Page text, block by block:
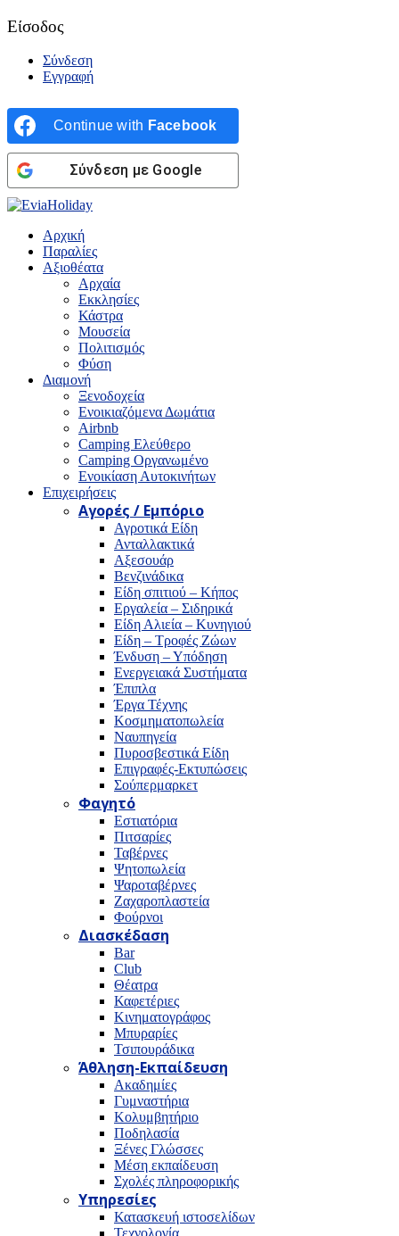
Είσοδος
Σύνδεση
Εγγραφή
Continue with Facebook
Σύνδεση με Google
Αρχική
Παραλίες
Αξιοθέατα
Αρχαία
Εκκλησίες
Κάστρα
Μουσεία
Πολιτισμός
Φύση
Διαμονή
Ξενοδοχεία
Ενοικιαζόμενα Δωμάτια
Airbnb
Camping Ελεύθερο
Camping Οργανωμένο
Ενοικίαση Αυτοκινήτων
Επιχειρήσεις
Αγορές / Εμπόριο
Αγροτικά Είδη
Ανταλλακτικά
Αξεσουάρ
Βενζινάδικα
Είδη σπιτιού – Κήπος
Εργαλεία – Σιδηρικά
Είδη Αλιεία – Κυνηγιού
Είδη – Τροφές Ζώων
Ένδυση – Υπόδηση
Ενεργειακά Συστήματα
Έπιπλα
Έργα Τέχνης
Κοσμηματοπωλεία
Ναυπηγεία
Πυροσβεστικά Είδη
Επιγραφές-Εκτυπώσεις
Σούπερμαρκετ
Φαγητό
Εστιατόρια
Πιτσαρίες
Ταβέρνες
Ψητοπωλεία
Ψαροταβέρνες
Ζαχαροπλαστεία
Φούρνοι
Διασκέδαση
Bar
Club
Θέατρα
Καφετέριες
Κινηματογράφος
Μπυραρίες
Τσιπουράδικα
Άθληση-Εκπαίδευση
Ακαδημίες
Γυμναστήρια
Κολυμβητήριο
Ποδηλασία
Ξένες Γλώσσες
Μέση εκπαίδευση
Σχολές πληροφορικής
Υπηρεσίες
Κατασκευή ιστοσελίδων